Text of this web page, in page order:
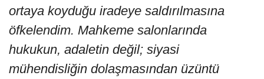
ortaya koyduğu iradeye saldırılmasına
öfkelendim. Mahkeme salonlarında
hukukun, adaletin değil; siyasi
mühendisliğin dolaşmasından üzüntü